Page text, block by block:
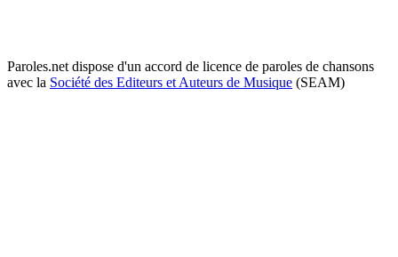
Paroles.net dispose d'un accord de licence de paroles de chansons
avec la Société des Editeurs et Auteurs de Musique (SEAM)